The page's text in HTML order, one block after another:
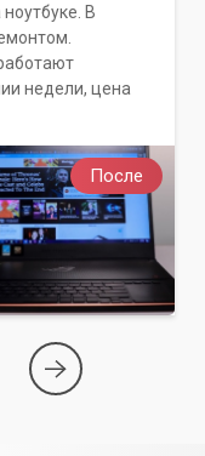
После
В
недели, цена